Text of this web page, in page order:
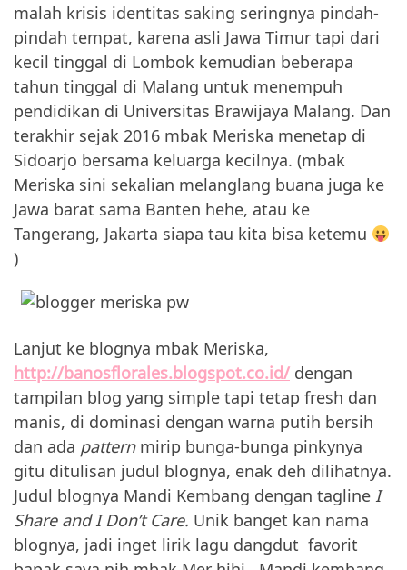
malah krisis identitas saking seringnya pindah-
pindah tempat, karena asli Jawa Timur tapi dari
kecil tinggal di Lombok kemudian beberapa
tahun tinggal di Malang untuk menempuh
pendidikan di Universitas Brawijaya Malang. Dan
terakhir sejak 2016 mbak Meriska menetap di
Sidoarjo bersama keluarga kecilnya. (mbak
Meriska sini sekalian melanglang buana juga ke
Jawa barat sama Banten hehe, atau ke
Tangerang, Jakarta siapa tau kita bisa ketemu
)
Lanjut ke blognya mbak Meriska,
http://banosflorales.blogspot.co.id/ dengan
tampilan blog yang simple tapi tetap fresh dan
manis, di dominasi dengan warna putih bersih
dan ada patternmirip bunga-bunga pinkynya
gitu ditulisan judul blognya, enak deh dilihatnya.
Judul blognya Mandi Kembang dengan tagline I
Share and I Don’t Care. Unik banget kan nama
blognya, jadi inget lirik lagu dangdut favorit